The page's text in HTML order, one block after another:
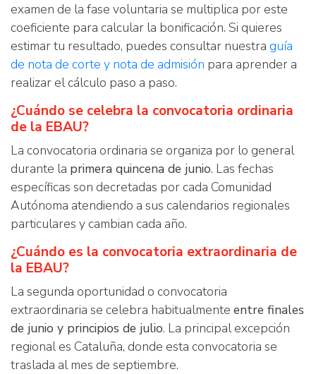
examen de la fase voluntaria se multiplica por este
coeficiente para calcular la bonificación. Si quieres
estimar tu resultado, puedes consultar nuestra guía
de nota de corte y nota de admisión para aprender a
realizar el cálculo paso a paso.
¿Cuándo se celebra la convocatoria ordinaria
de la EBAU?
La convocatoria ordinaria se organiza por lo general
durante la primera quincena de junio. Las fechas
específicas son decretadas por cada Comunidad
Autónoma atendiendo a sus calendarios regionales
particulares y cambian cada año.
¿Cuándo es la convocatoria extraordinaria de
la EBAU?
La segunda oportunidad o convocatoria
extraordinaria se celebra habitualmente entre finales
de junio y principios de julio. La principal excepción
regional es Cataluña, donde esta convocatoria se
traslada al mes de septiembre.